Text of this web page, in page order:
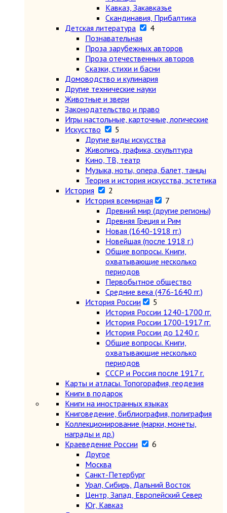
Кавказ, Закавказье
Скандинавия, Прибалтика
Детская литература
4
Познавательная
Проза зарубежных авторов
Проза отечественных авторов
Сказки, стихи и басни
Домоводство и кулинария
Другие технические науки
Животные и звери
Законодательство и право
Игры настольные, карточные, логические
Искусство
5
Другие виды искусства
Живопись, графика, скульптура
Кино, ТВ, театр
Музыка, ноты, опера, балет, танцы
Теория и история искусства, эстетика
История
2
История всемирная
7
Древний мир (другие регионы)
Древняя Греция и Рим
Новая (1640-1918 гг.)
Новейшая (после 1918 г.)
Общие вопросы. Книги,
охватывающие несколько
периодов
Первобытное общество
Средние века (476-1640 гг.)
История России
5
История России 1240-1700 гг.
История России 1700-1917 гг.
История России до 1240 г.
Общие вопросы. Книги,
охватывающие несколько
периодов
СССР и Россия после 1917 г.
Карты и атласы. Топогорафия, геодезия
Книги в подарок
Книги на иностранных языках
Книговедение, библиография, полиграфия
Коллекционирование (марки, монеты,
награды и др.)
Краеведение России
6
Другое
Москва
Санкт-Петербург
Урал, Сибирь, Дальний Восток
Центр, Запад, Европейский Север
Юг, Кавказ